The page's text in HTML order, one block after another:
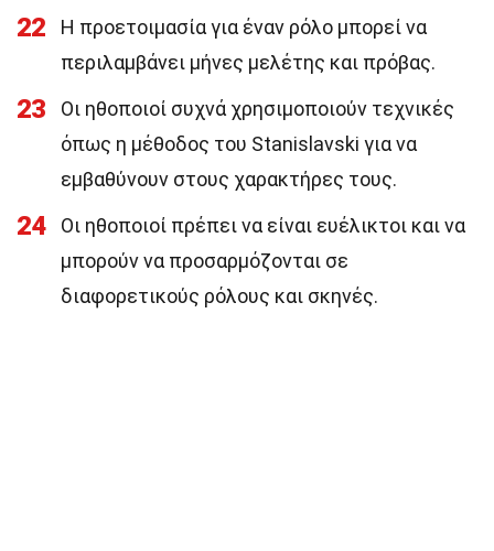
22
Η προετοιμασία για έναν ρόλο μπορεί να
περιλαμβάνει μήνες μελέτης και πρόβας.
23
Οι ηθοποιοί συχνά χρησιμοποιούν τεχνικές
όπως η μέθοδος του Stanislavski για να
εμβαθύνουν στους χαρακτήρες τους.
24
Οι ηθοποιοί πρέπει να είναι ευέλικτοι και να
μπορούν να προσαρμόζονται σε
διαφορετικούς ρόλους και σκηνές.